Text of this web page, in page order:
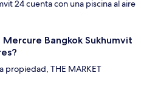
24 cuenta con una piscina al aire
Bangkok Sukhumvit
propiedad, THE MARKET